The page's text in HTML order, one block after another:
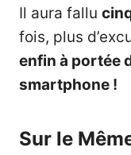
Il aura fallu
fois, plus
enfin à portée
smartphone !
Sur le